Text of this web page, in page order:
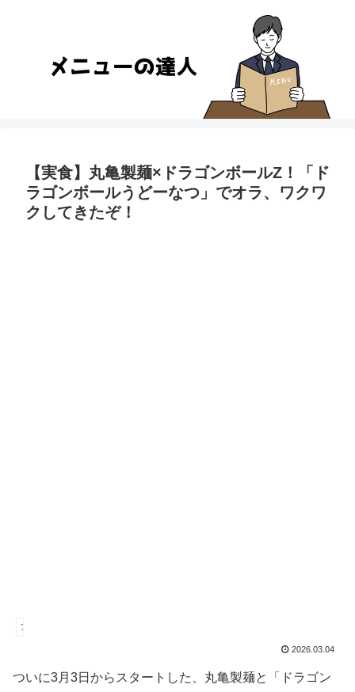
【実食】丸亀製麺×ドラゴンボールZ！「ド
ラゴンボールうどーなつ」でオラ、ワクワ
クしてきたぞ！
ファストフード
2026.03.04
ついに3月3日からスタートした、丸亀製麺と「ドラゴン